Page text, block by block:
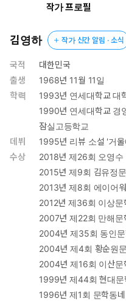
행담이 아니다. 여행을 중심
간다는 것의 의미로 그 주제
우리가 미처 정리하지 못하고
단상이 작가의 독보적이고 깊
과 형태를 갖춰가는 독서의 경
럼 강렬하고도 긴 파장을 남긴
적을 가다듬기 위해, 혹은 자
는지 헤아리기 위해 수많은
유일 것이다.
자기 의지를 가지고 낯선 곳에
을 느끼는 경험. 한 번이라도
여행이 인생의 원점이 된다.
시작할 때 마음이 더 편해지
의 인간일 것이다. 이번 생은
점 같은 것은 없다는 것. 이제
번잡한 일상으로부터 달아나고
인생의 난제들에 포위당했다고
그리하여 언제나, 우리는 여행
작가 프로필
김영하 작가 신간 알림 · 소식
국적
대한민국
출생
1968년 11월 11일
학력
1993년 연세대학교 대
1990년 연세대학교 경
잠실고등학교
데뷔
1995년 리뷰 소설 '거
수상
2018년 제26회 오영수
2015년 제9회 김유정
2013년 제8회 에이어
2012년 제36회 이상문
2007년 제22회 만해문
2004년 제35회 동인
2004년 제4회 황순원
2004년 제16회 이산문
1999년 제44회 현대문
1996년 제1회 문학동